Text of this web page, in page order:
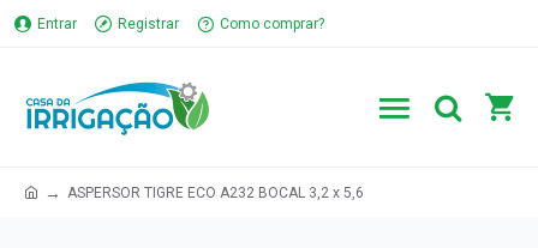
Entrar Registrar Como comprar?
ASPERSOR TIGRE ECO A232 BOCAL 3,2 x 5,6